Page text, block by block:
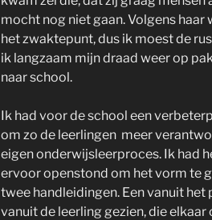
mocht nog niet gaan. Volgens haar
het zwaktepunt, dus ik moest de
ik langzaam mijn draad weer op
naar school.
Ik had voor de school een
om zo de leerlingen meer
eigen onderwijsleerproces. Ik had
ervoor openstond om het vorm te
twee handleidingen. Een vanuit het
vanuit de leerling gezien, die